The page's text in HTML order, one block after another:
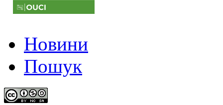
Новини
Пошук